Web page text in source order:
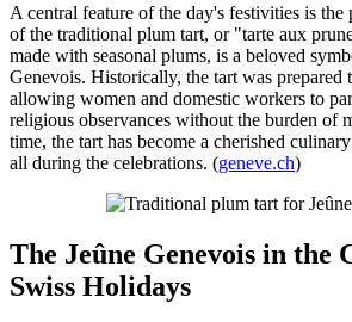
A central feature of the day's festivities is the
of the traditional plum tart, or "tarte aux
made with seasonal plums, is a beloved
Genevois. Historically, the tart was prepared
allowing women and domestic workers to
religious observances without the burden of
time, the tart has become a cherished
all during the celebrations. (geneve.ch)
The Jeûne Genevois in the
Swiss Holidays